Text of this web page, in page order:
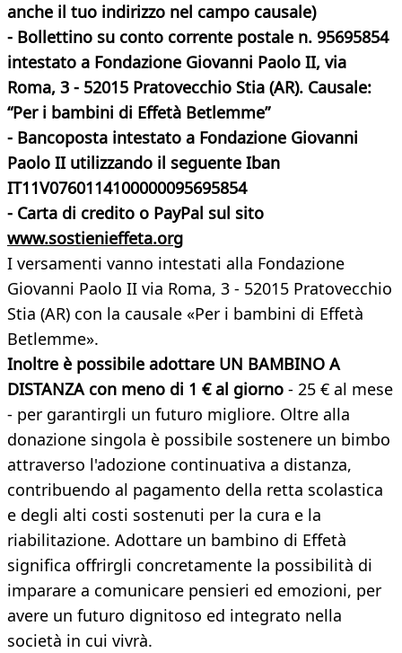
anche il tuo indirizzo nel campo causale)
- Bollettino su conto corrente postale n. 95695854
intestato a Fondazione Giovanni Paolo II, via
Roma, 3 - 52015 Pratovecchio Stia (AR). Causale:
“Per i bambini di Effetà Betlemme”
- Bancoposta intestato a Fondazione Giovanni
Paolo II utilizzando il seguente Iban
IT11V0760114100000095695854
- Carta di credito o PayPal sul sito
www.sostienieffeta.org
I versamenti vanno intestati alla Fondazione
Giovanni Paolo II via Roma, 3 - 52015 Pratovecchio
Stia (AR) con la causale «Per i bambini di Effetà
Betlemme».
Inoltre è possibile adottare UN BAMBINO A
DISTANZA con meno di 1 € al giorno - 25 € al mese
- per garantirgli un futuro migliore. Oltre alla
donazione singola è possibile sostenere un bimbo
attraverso l'adozione continuativa a distanza,
contribuendo al pagamento della retta scolastica
e degli alti costi sostenuti per la cura e la
riabilitazione. Adottare un bambino di Effetà
significa offrirgli concretamente la possibilità di
imparare a comunicare pensieri ed emozioni, per
avere un futuro dignitoso ed integrato nella
società in cui vivrà.